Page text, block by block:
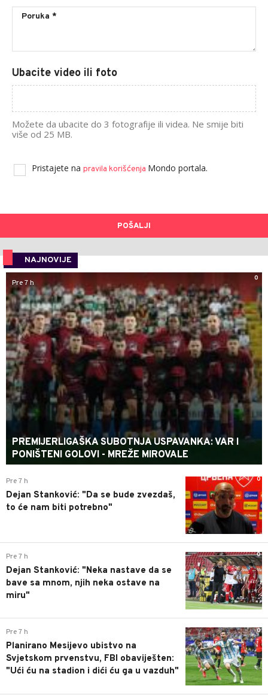
Ubacite video ili foto
Možete da ubacite do 3 fotografije ili videa. Ne smije biti
više od 25 MB.
Pristajete na pravila korišćenja Mondo portala.
POŠALJI
NAJNOVIJE
0
Pre 7 h
PREMIJERLIGAŠKA SUBOTNJA USPAVANKA: VAR I
PONIŠTENI GOLOVI - MREŽE MIROVALE
0
Pre 7 h
Dejan Stanković: "Da se bude zvezdaš,
to će nam biti potrebno"
0
Pre 7 h
Dejan Stanković: "Neka nastave da se
bave sa mnom, njih neka ostave na
miru"
0
Pre 7 h
Planirano Mesijevo ubistvo na
Svjetskom prvenstvu, FBI obaviješten:
"Ući ću na stadion i dići ću ga u vazduh"